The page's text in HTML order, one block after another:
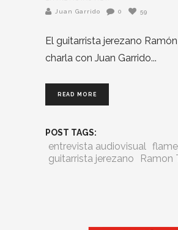
Juan Garrido
0 59
El guitarrista jerezano
charla con Juan Garrido
READ MORE
POST TAGS:
entrevista audiovisual
guitarrista jerezano
Ramon